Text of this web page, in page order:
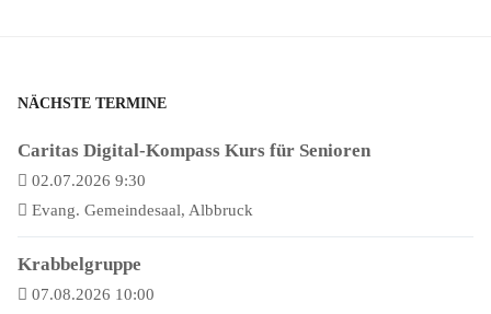
NÄCHSTE TERMINE
Caritas Digital-Kompass Kurs für Senioren
02.07.2026 9:30
Evang. Gemeindesaal, Albbruck
Krabbelgruppe
07.08.2026 10:00